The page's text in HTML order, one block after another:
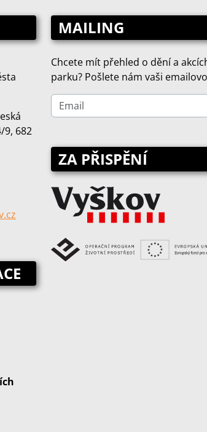
9, 682
MAILING
Chcete mít přehled o dění a
parku? Pošlete nám vaši
ZA PŘISPĚNÍ